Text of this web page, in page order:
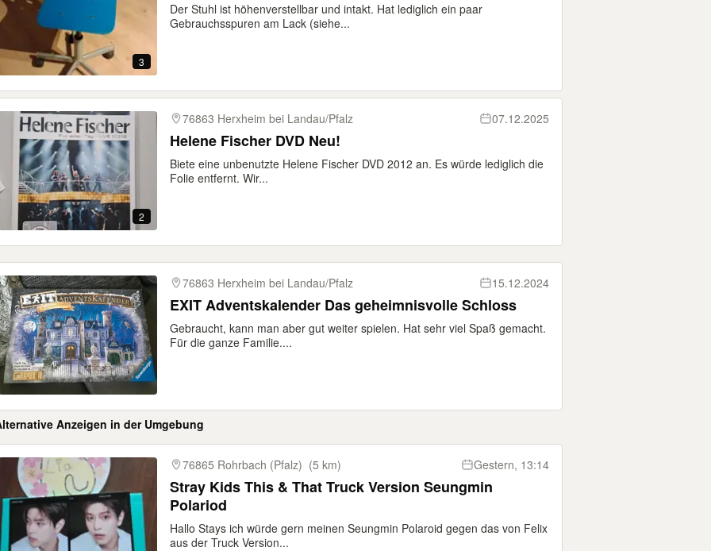
3
Der Stuhl ist höhenverstellbar und intakt. Hat lediglich ein paar
Gebrauchsspuren am Lack (siehe...
2
76863 Herxheim bei Landau/Pfalz 07.12.2025
Helene Fischer DVD Neu!
Biete eine unbenutzte Helene Fischer DVD 2012 an. Es würde lediglich die
Folie entfernt. Wir...
76863 Herxheim bei Landau/Pfalz 15.12.2024
EXIT Adventskalender Das geheimnisvolle Schloss
Gebraucht, kann man aber gut weiter spielen. Hat sehr viel Spaß gemacht.
Für die ganze Familie....
Anzeigen in der Umgebung
76865 Rohrbach (Pfalz) (5 km) Gestern, 13:14
Stray Kids This & That Truck Version Seungmin
Polariod
Hallo Stays ich würde gern meinen Seungmin Polaroid gegen das von Felix
aus der Truck Version...